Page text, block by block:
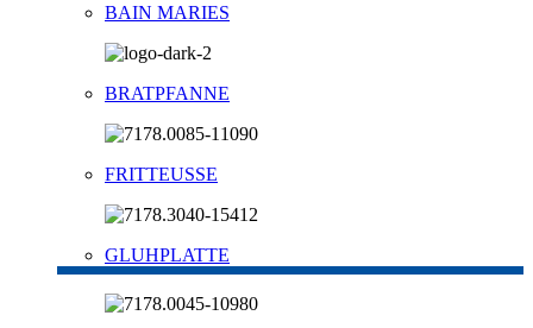
BAIN MARIES
BRATPFANNE
FRITTEUSSE
GLUHPLATTE